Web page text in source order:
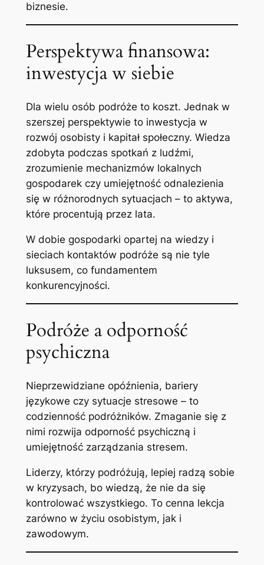
biznesie.
Perspektywa finansowa:
inwestycja w siebie
Dla wielu osób podróże to koszt. Jednak w
szerszej perspektywie to inwestycja w
rozwój osobisty i kapitał społeczny. Wiedza
zdobyta podczas spotkań z ludźmi,
zrozumienie mechanizmów lokalnych
gospodarek czy umiejętność odnalezienia
się w różnorodnych sytuacjach – to aktywa,
które procentują przez lata.
W dobie gospodarki opartej na wiedzy i
sieciach kontaktów podróże są nie tyle
luksusem, co fundamentem
konkurencyjności.
Podróże a odporność
psychiczna
Nieprzewidziane opóźnienia, bariery
językowe czy sytuacje stresowe – to
codzienność podróżników. Zmaganie się z
nimi rozwija odporność psychiczną i
umiejętność zarządzania stresem.
Liderzy, którzy podróżują, lepiej radzą sobie
w kryzysach, bo wiedzą, że nie da się
kontrolować wszystkiego. To cenna lekcja
zarówno w życiu osobistym, jak i
zawodowym.